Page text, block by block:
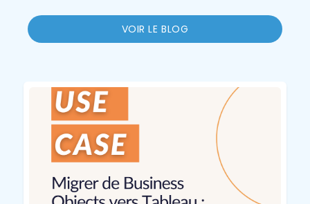
VOIR LE BLOG